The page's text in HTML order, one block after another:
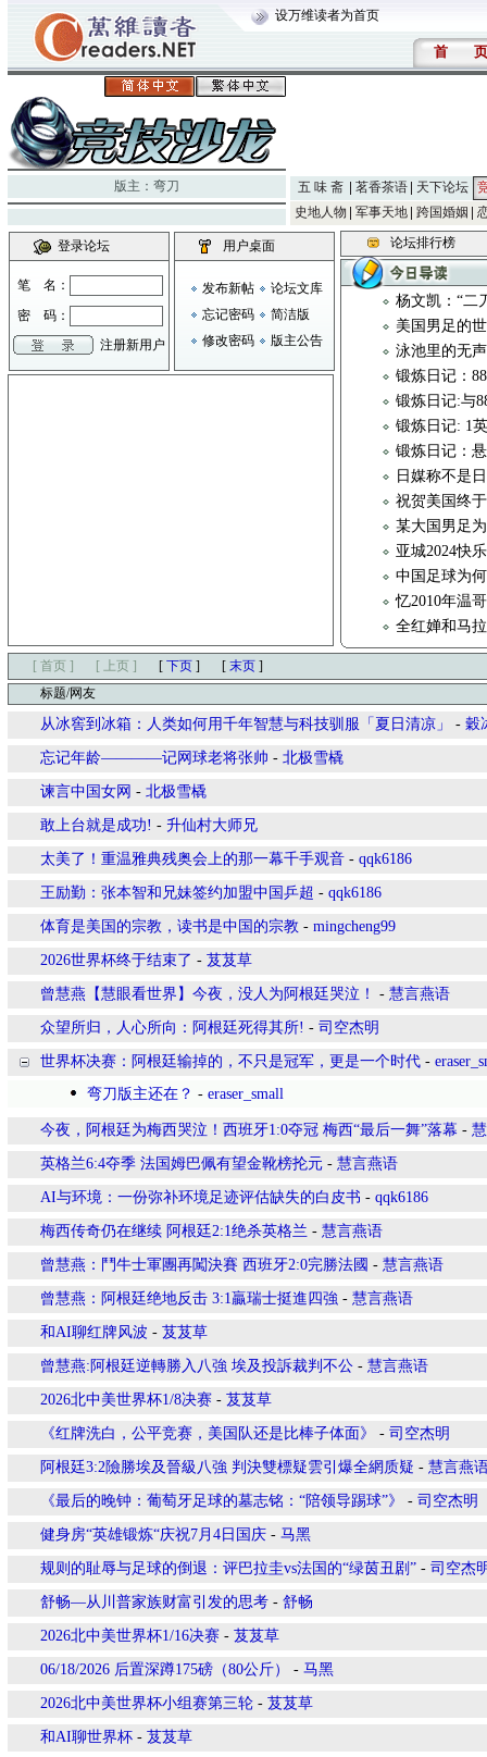
设万维读者为首页
首 页
版主： 弯刀 五 味 斋 茗香茶语 天下论坛
史地人物
军事天地 跨国婚姻
登录论坛
笔 名：
密 码：
注册新用户
用户桌面
发布新帖
论坛文库
忘记密码
简洁版
修改密码
版主公告
论坛排行榜
杨文凯：“二
美国男足的
泳池里的无
锻炼日记：
锻炼日记:与
锻炼日记: 1
锻炼日记：
日媒称不是
祝贺美国终
某大国男足
亚城2024快
中国足球为
忆2010年温
全红婵和马
[ 首页 ] [ 上页 ] [ 下页 ] [ 末页 ]
标题/网友
从冰窖到冰箱：人类如何用千年智慧与科技驯服「夏日清凉」 - 穀
忘记年龄————记网球老将张帅 - 北极雪橇
谏言中国女网 - 北极雪橇
敢上台就是成功! - 升仙村大师兄
太美了！重温雅典残奥会上的那一幕千手观音 - qqk6186
王励勤：张本智和兄妹签约加盟中国乒超 - qqk6186
体育是美国的宗教，读书是中国的宗教 - mingcheng99
2026世界杯终于结束了 - 芨芨草
曾慧燕【慧眼看世界】今夜，没人为阿根廷哭泣！ - 慧言燕语
众望所归，人心所向：阿根廷死得其所! - 司空杰明
世界杯决赛：阿根廷输掉的，不只是冠军，更是一个时代 -
弯刀版主还在？ - eraser_small
今夜，阿根廷为梅西哭泣！西班牙1:0夺冠 梅西“最后一舞”落幕 -
英格兰6:4夺季 法国姆巴佩有望金靴榜抡元 - 慧言燕语
AI与环境：一份弥补环境足迹评估缺失的白皮书 - qqk6186
梅西传奇仍在继续 阿根廷2:1绝杀英格兰 - 慧言燕语
曾慧燕：鬥牛士軍團再闖決賽 西班牙2:0完勝法國 - 慧言燕语
曾慧燕：阿根廷绝地反击 3:1贏瑞士挺進四強 - 慧言燕语
和AI聊红牌风波 - 芨芨草
曾慧燕:阿根廷逆轉勝入八強 埃及投訴裁判不公 - 慧言燕语
2026北中美世界杯1/8决赛 - 芨芨草
《红牌洗白，公平竞赛，美国队还是比棒子体面》 - 司空杰明
阿根廷3:2險勝埃及晉級八強 判決雙標疑雲引爆全網质疑 - 慧言燕
《最后的晚钟：葡萄牙足球的墓志铭：“陪领导踢球”》 - 司空杰明
健身房“英雄锻炼“庆祝7月4日国庆 - 马黑
规则的耻辱与足球的倒退：评巴拉圭vs法国的“绿茵丑剧” - 司空杰
舒畅—从川普家族财富引发的思考 - 舒畅
2026北中美世界杯1/16决赛 - 芨芨草
06/18/2026 后置深蹲175磅（80公斤） - 马黑
2026北中美世界杯小组赛第三轮 - 芨芨草
和AI聊世界杯 - 芨芨草